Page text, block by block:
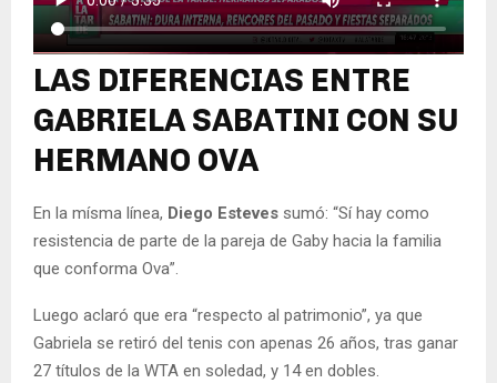
LAS DIFERENCIAS ENTRE
GABRIELA SABATINI CON SU
HERMANO OVA
En la mísma línea, Diego Esteves sumó: “Sí hay como
resistencia de parte de la pareja de Gaby hacia la familia
que conforma Ova”.
Luego aclaró que era “respecto al patrimonio”, ya que
Gabriela se retiró del tenis con apenas 26 años, tras ganar
27 títulos de la WTA en soledad, y 14 en dobles.